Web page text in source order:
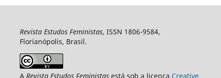
Revista Estudos Feministas, ISSN 1806-9584,
Florianópolis, Brasil.
A Revista Estudos Feministasestá sob a licença Creative